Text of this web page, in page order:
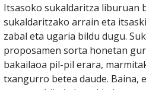
Itsasoko sukaldaritza liburuan
sukaldaritzako arrain eta
zabal eta ugaria bildu dugu.
proposamen sorta honetan
bakailaoa pil-pil erara,
txangurro betea daude. Baina,